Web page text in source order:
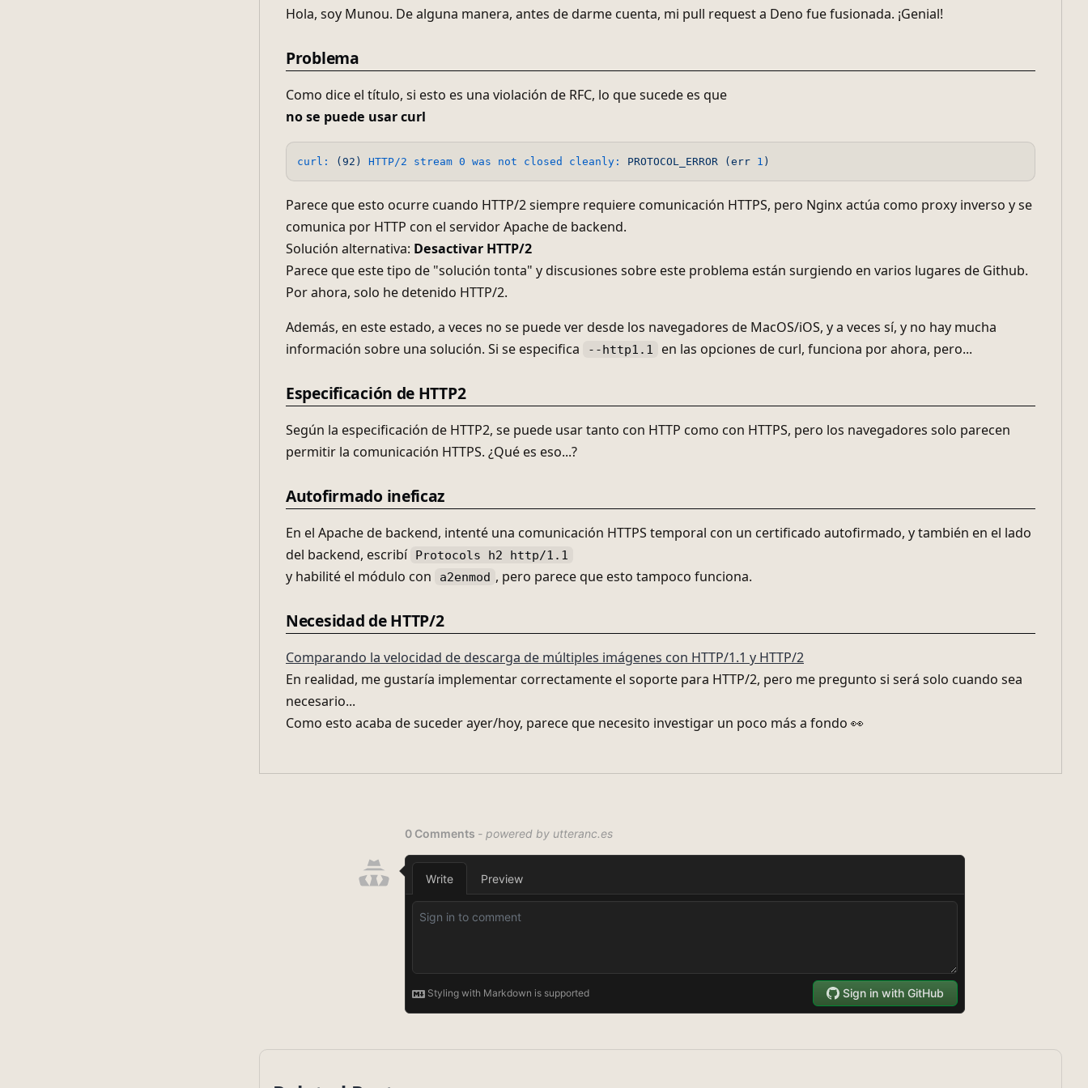
Hola, soy Munou. De alguna manera, antes de darme cuenta, mi pull request a Deno fue fusionada. ¡Genial!
Problema
Como dice el título, si esto es una violación de RFC, lo que sucede es que
no se puede usar curl
curl: (92) HTTP/2 stream 0 was not closed cleanly: PROTOCOL_ERROR (err 1 )
Parece que esto ocurre cuando HTTP/2 siempre requiere comunicación HTTPS, pero Nginx actúa como proxy inverso y se
comunica por HTTP con el servidor Apache de backend.
Solución alternativa: Desactivar HTTP/2
Parece que este tipo de "solución tonta" y discusiones sobre este problema están surgiendo en varios lugares de Github.
Por ahora, solo he detenido HTTP/2.
Además, en este estado, a veces no se puede ver desde los navegadores de MacOS/iOS, y a veces sí, y no hay mucha
información sobre una solución. Si se especifica
--http1.1 en las opciones de curl, funciona por ahora, pero...
Especificación de HTTP2
Según la especificación de HTTP2, se puede usar tanto con HTTP como con HTTPS, pero los navegadores solo parecen
permitir la comunicación HTTPS. ¿Qué es eso...?
Autofirmado ineficaz
En el Apache de backend, intenté una comunicación HTTPS temporal con un certificado autofirmado, y también en el lado
del backend, escribí Protocols h2 http/1.1
y habilité el módulo con a2enmod , pero parece que esto tampoco funciona.
Necesidad de HTTP/2
Comparando la velocidad de descarga de múltiples imágenes con HTTP/1.1 y HTTP/2
En realidad, me gustaría implementar correctamente el soporte para HTTP/2, pero me pregunto si será solo cuando sea
necesario...
Como esto acaba de suceder ayer/hoy, parece que necesito investigar un poco más a fondo 👀